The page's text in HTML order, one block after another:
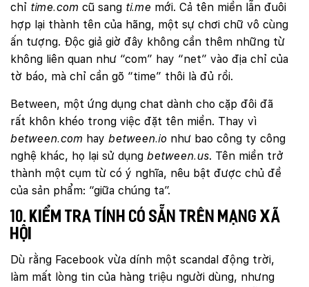
chỉ time.com cũ sang ti.me mới. Cả tên miền lẫn đuôi
hợp lại thành tên của hãng, một sự chơi chữ vô cùng
ấn tượng. Độc giả giờ đây không cần thêm những từ
không liên quan như “com” hay “net” vào địa chỉ của
tờ báo, mà chỉ cần gõ “time” thôi là đủ rồi.
Between, một ứng dụng chat dành cho cặp đôi đã
rất khôn khéo trong việc đặt tên miền. Thay vì
between.com hay between.io như bao công ty công
nghệ khác, họ lại sử dụng between.us. Tên miền trở
thành một cụm từ có ý nghĩa, nêu bật được chủ đề
của sản phẩm: “giữa chúng ta”.
10. Kiểm tra tính có sẵn trên mạng xã
hội
Dù rằng Facebook vừa dính một scandal động trời,
làm mất lòng tin của hàng triệu người dùng, nhưng